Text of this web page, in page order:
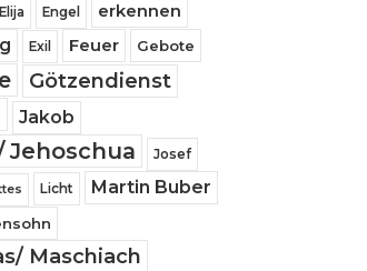
Elija Engel erkennen
Exil Feuer Gebote
Götzendienst
Jakob
Jehoschua Josef
Licht Martin Buber
Maschiach